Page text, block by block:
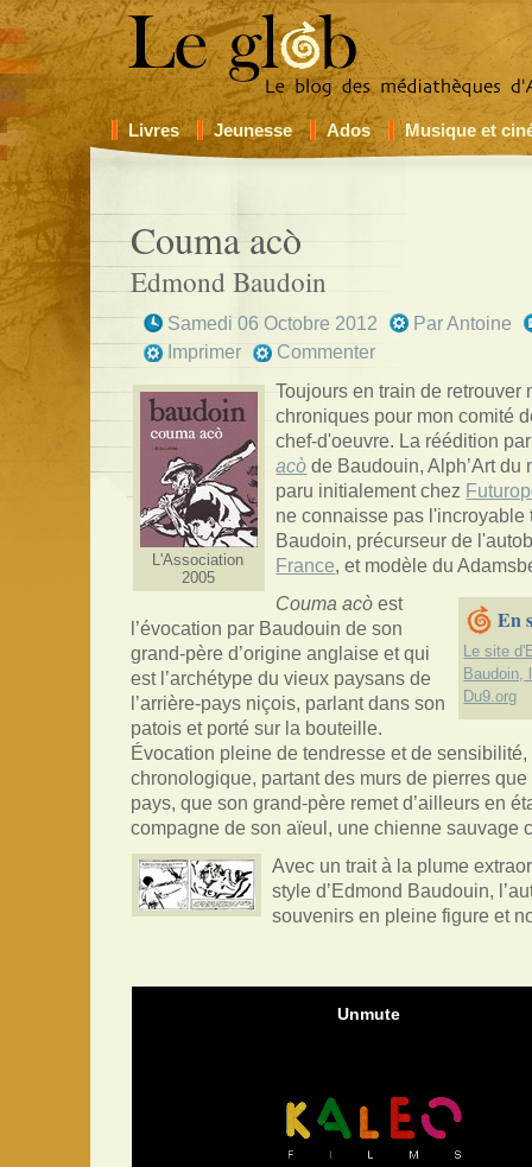
Livres Jeunesse Ados Musique et
Couma acò
Edmond Baudoin
Samedi 06 Octobre 2012 ParAntoine
Imprimer
Commenter
L'Association
2005
Toujours en train de retrouver
chroniques pour mon comité
chef-d'oeuvre. La réédition
acò de Baudouin, Alph’Art
paru initialement chez
ne connaisse pas l'incroyable
Baudoin, précurseur de
France, et modèle du
En
Le site
Baudoin,
Du9.org
Couma acò est
l’évocation par Baudouin de son
grand-père d’origine anglaise et qui
est l’archétype du vieux paysans de
l’arrière-pays niçois, parlant dans son
patois et porté sur la bouteille.
Évocation pleine de tendresse et de
chronologique, partant des murs de pierres que
pays, que son grand-père remet d’ailleurs en
compagne de son aïeul, une chienne sauvage
Avec un trait à la plume
style d’Edmond Baudouin,
souvenirs en pleine figure et